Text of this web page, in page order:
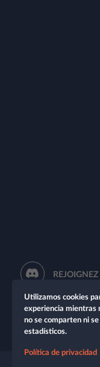
Utilizamos cookies
experiencia mientras
no se comparten ni
estadísticos.
Política de privacidad